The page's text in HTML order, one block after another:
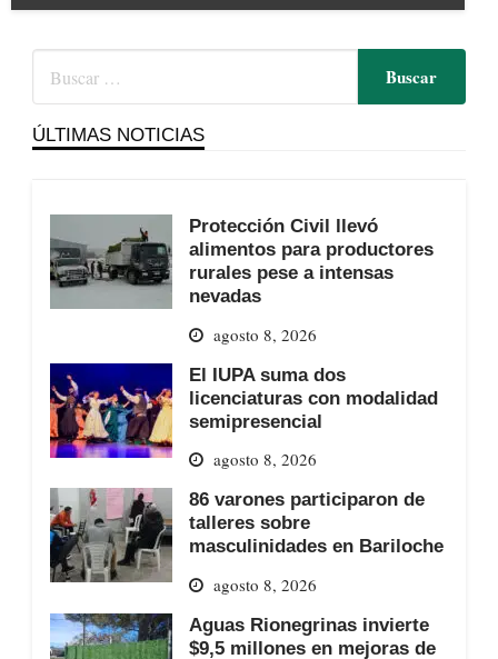
ÚLTIMAS NOTICIAS
Protección Civil llevó
alimentos para productores
rurales pese a intensas
nevadas
agosto 8, 2026
El IUPA suma dos
licenciaturas con modalidad
semipresencial
agosto 8, 2026
86 varones participaron de
talleres sobre
masculinidades en Bariloche
agosto 8, 2026
Aguas Rionegrinas invierte
$9,5 millones en mejoras de